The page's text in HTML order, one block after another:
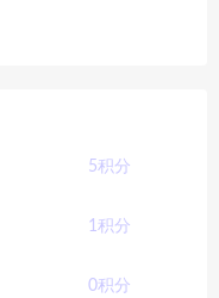
5积分
1 积分
0积分